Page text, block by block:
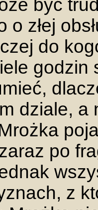
być
o złej
do
godzin
dziale,
po
z